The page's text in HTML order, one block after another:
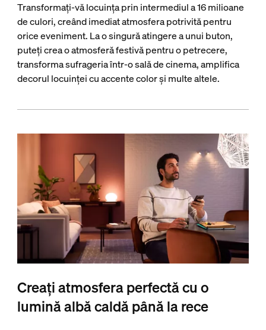
Transformați-vă locuința prin intermediul a 16 milioane
de culori, creând imediat atmosfera potrivită pentru
orice eveniment. La o singură atingere a unui buton,
puteți crea o atmosferă festivă pentru o petrecere,
transforma sufrageria într-o sală de cinema, amplifica
decorul locuinței cu accente color și multe altele.
Creați atmosfera perfectă cu o
lumină albă caldă până la rece